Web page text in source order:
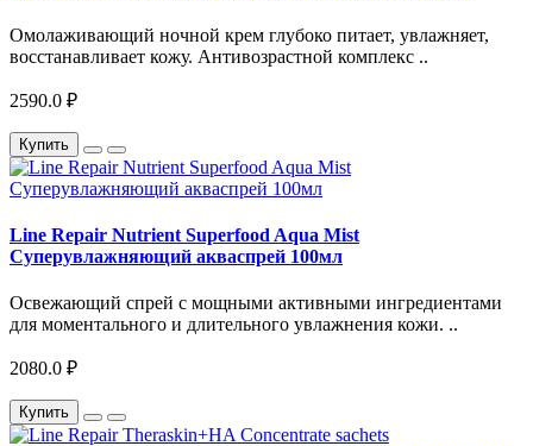
Омолаживающий ночной крем глубоко питает, увлажняет,
восстанавливает кожу. Антивозрастной комплекс ..
2590.0 ₽
Купить
Line Repair Nutrient Superfood Aqua Mist
Суперувлажняющий акваспрей 100мл
Освежающий спрей с мощными активными ингредиентами
для моментального и длительного увлажнения кожи. ..
2080.0 ₽
Купить